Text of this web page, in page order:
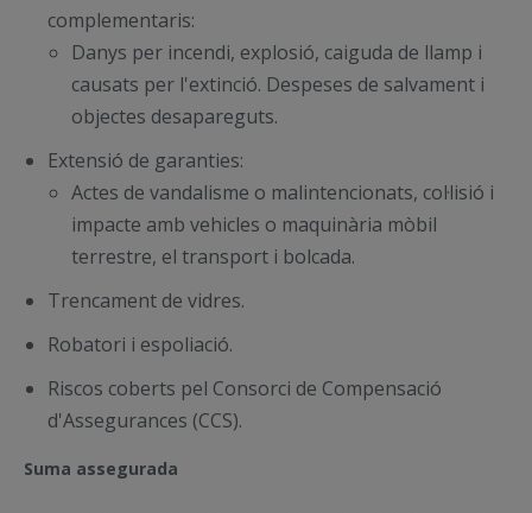
complementaris:
Danys per incendi, explosió, caiguda de llamp i
causats per l'extinció. Despeses de salvament i
objectes desapareguts.
Extensió de garanties:
Actes de vandalisme o malintencionats, col·lisió i
impacte amb vehicles o maquinària mòbil
terrestre, el transport i bolcada.
Trencament de vidres.
Robatori i espoliació.
Riscos coberts pel Consorci de Compensació
d'Assegurances (CCS).
Suma assegurada